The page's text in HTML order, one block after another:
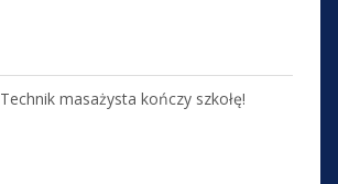
Technik masażysta kończy szkołę!